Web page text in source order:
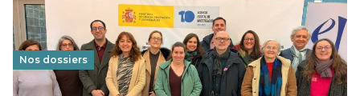
Nos dossiers